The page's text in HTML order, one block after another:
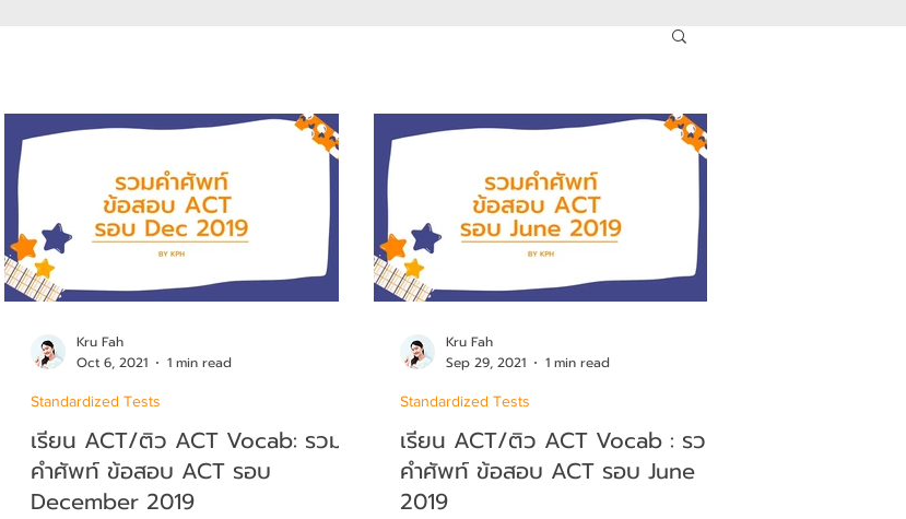
เรียน ACT/ติว ACT Vocab: รวม
คำศัพท์ ข้อสอบ ACT รอบ
December 2019
Standardized Tests
Kru Fah
Oct 6, 2021
1 min read
เรียน ACT/ติว ACT Vocab : รวม
คำศัพท์ ข้อสอบ ACT รอบ June
2019
Standardized Tests
Kru Fah
Sep 29, 2021
1 min read